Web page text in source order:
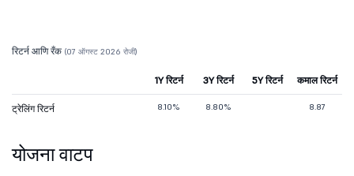
रिटर्न आणि रँक (07 ऑगस्ट 2026 रोजी)
1Y रिटर्न 3Y रिटर्न 5Y रिटर्न कमाल रिटर्न
ट्रेलिंग रिटर्न 8.10% 8.80% 8.87
योजना वाटप